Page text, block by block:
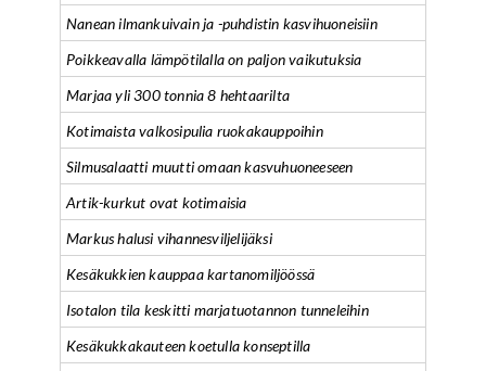
Nanean ilmankuivain ja -puhdistin kasvihuoneisiin
Poikkeavalla lämpötilalla on paljon vaikutuksia
Marjaa yli 300 tonnia 8 hehtaarilta
Kotimaista valkosipulia ruokakauppoihin
Silmusalaatti muutti omaan kasvuhuoneeseen
Artik-kurkut ovat kotimaisia
Markus halusi vihannesviljelijäksi
Kesäkukkien kauppaa kartanomiljöössä
Isotalon tila keskitti marjatuotannon tunneleihin
Kesäkukkakauteen koetulla konseptilla